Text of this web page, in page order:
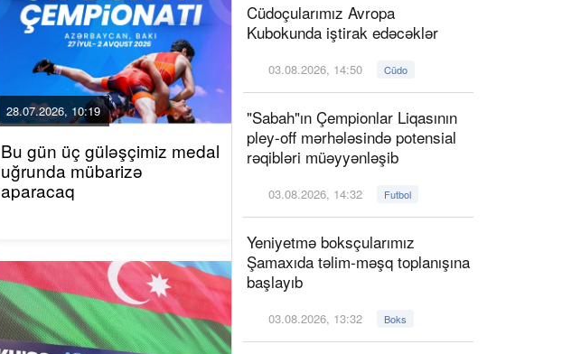
28.07.2026, 10:19
Bu gün üç güləşçimiz medal
uğrunda mübarizə
aparacaq
Cüdoçularımız Avropa
Kubokunda iştirak edəcəklər
03.08.2026, 14:50 Cüdo
"Sabah"ın Çempionlar Liqasının
pley-off mərhələsində potensial
rəqibləri müəyyənləşib
03.08.2026, 14:32 Futbol
Yeniyetmə boksçularımız
Şamaxıda təlim-məşq toplanışına
başlayıb
03.08.2026, 13:32 Boks